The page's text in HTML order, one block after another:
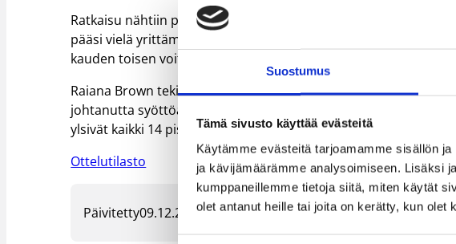
Suostumus
Tämä sivusto käyttää evästeitä
Käytämme evästeitä tarjoamamme sisällön
ja kävijämäärämme analysoimiseen. Lisäksi
kumppaneillemme tietoja siitä, miten käytät
olet antanut heille tai joita on kerätty, kun olet
Ratkaisu nähtiin päätösminuutilla, kun vieraiden Tayanna
pääsi vielä yrittämään toisessa päässä useampaan otteeseen,
kauden toisen voittonsa.
Raiana Brown teki ottelussa tupla-tuplan 21 pisteellä ja 11
johtanutta syöttöä sai kasaan tupla-tuplan. ToPo:sta Sini
ylsivät kaikki 14 pisteeseen.
Ottelutilasto
Päivitetty09.12.2025